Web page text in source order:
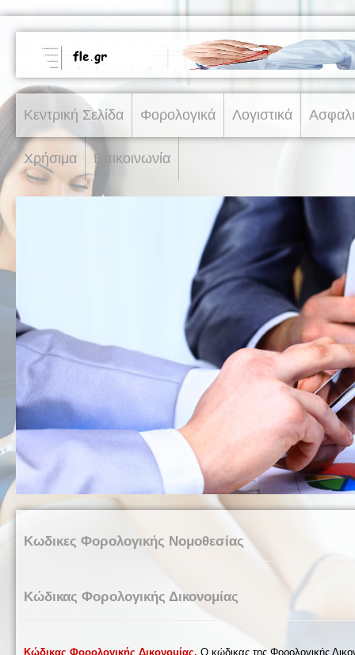
Κεντρική Σελίδα Φορολογικά Λογιστικά
Χρήσιμα Επικοινωνία
Κωδικες Φορολογικής Νομοθεσίας
Κώδικας Φορολογικής Δικονομίας
Κώδικας Φορολογικής Δικονομίας. Ο κώδικας της Φορολογικής